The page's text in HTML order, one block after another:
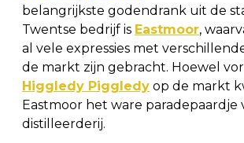
belangrijkste godendrank uit de
Twentse bedrijf is Eastmoor,
al vele expressies met
de markt zijn gebracht. Hoewel
Higgledy Piggledy op de markt
Eastmoor het ware paradepaardje
distilleerderij.